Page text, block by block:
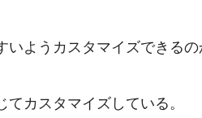
ようカスタマイズできるの
カスタマイズしている。